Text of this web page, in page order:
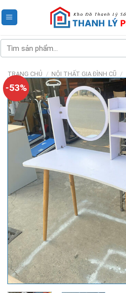
to
Tìm
kiếm:
TRANG CHỦ / NỘI THẤT GIA ĐÌNH CŨ /
-53%